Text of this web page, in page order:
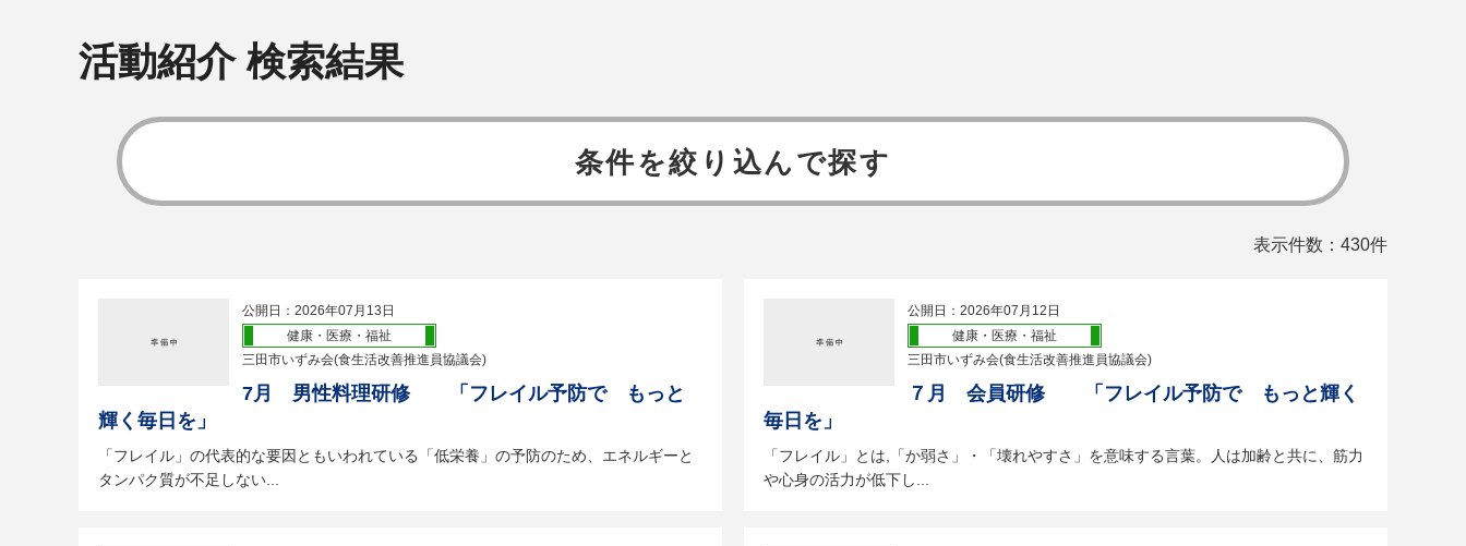
活動紹介 検索結果
条件を絞り込んで探す
表示件数：430件
公開日：2026年07月13日
健康・医療・福祉
三田市いずみ会(食生活改善推進員協議会)
7月 男性料理研修 「フレイル予防で もっと
輝く毎日を」
「フレイル」の代表的な要因ともいわれている「低栄養」の予防のため、エネルギーと
タンパク質が不足しない...
公開日：2026年07月12日
健康・医療・福祉
三田市いずみ会(食生活改善推進員協議会)
７月 会員研修 「フレイル予防で もっと輝く
毎日を」
「フレイル」とは,「か弱さ」・「壊れやすさ」を意味する言葉。人は加齢と共に、筋力
や心身の活力が低下し...